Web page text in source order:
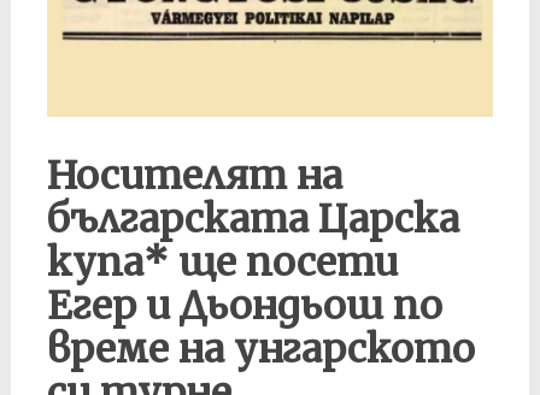
Носителят на
българската Царска
купа* ще посети
Егер и Дьондьош по
време на унгарското